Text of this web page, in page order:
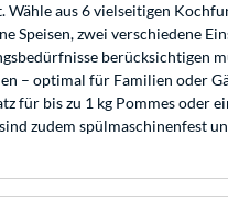
Wähle aus 6 vielseitigen
zwei verschiedene
berücksichtigen
– optimal für Familien oder
bis zu 1 kg Pommes oder
zudem spülmaschinenfest